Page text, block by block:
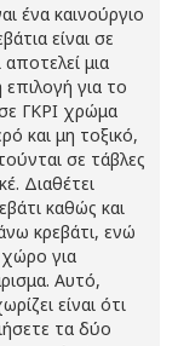
ένα καινούργιο
είναι σε
μια
για το
ΓΚΡΙ χρώμα
και μη τοξικό,
σε τάβλες
Διαθέτει
καθώς και
κρεβάτι, ενώ
για
Αυτό,
είναι ότι
τα δύο